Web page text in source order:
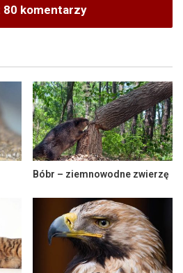
80 komentarzy
Bóbr – ziemnowodne zwierzę